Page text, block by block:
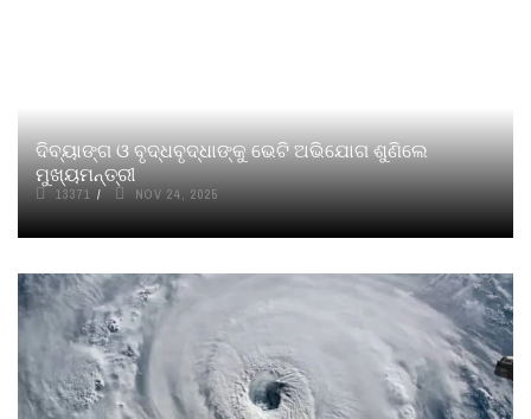
ଦିବ୍ୟାଙ୍ଗ ଓ ବୃଦ୍ଧବୃଦ୍ଧାଙ୍କୁ ଭେଟି ଅଭିଯୋଗ ଶୁଣିଲେ
ମୁଖ୍ୟମନ୍ତ୍ରୀ
13371 NOV 24, 2025